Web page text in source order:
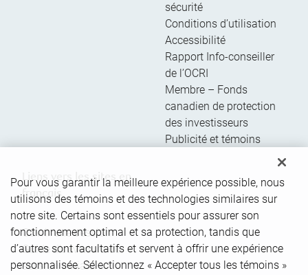
sécurité
Conditions d’utilisation
Accessibilité
Rapport Info-conseiller
de l’OCRI
Membre – Fonds
canadien de protection
des investisseurs
Publicité et témoins
Liens vers les sites en
français
Ouvrir une session
Guide d’ouverture de
session initiale
Pour vous garantir la meilleure expérience possible, nous
utilisons des témoins et des technologies similaires sur
notre site. Certains sont essentiels pour assurer son
fonctionnement optimal et sa protection, tandis que
d’autres sont facultatifs et servent à offrir une expérience
personnalisée. Sélectionnez « Accepter tous les témoins »